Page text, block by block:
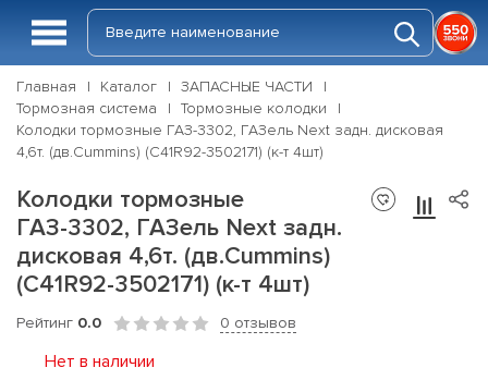
Главная Каталог
ЗАПАСНЫЕ ЧАСТИ
Тормозная система
Тормозные колодки
Колодки тормозные ГАЗ-3302, ГАЗель Next задн. дисковая
4,6т. (дв.Cummins) (C41R92-3502171) (к-т 4шт)
Колодки тормозные
ГАЗ-3302, ГАЗель Next задн.
дисковая 4,6т. (дв.Cummins)
(C41R92-3502171) (к-т 4шт)
Рейтинг 0.0 0 отзывов
Нет в наличии